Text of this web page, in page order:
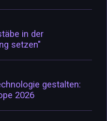
in der
setzen"
gestalten:
2026